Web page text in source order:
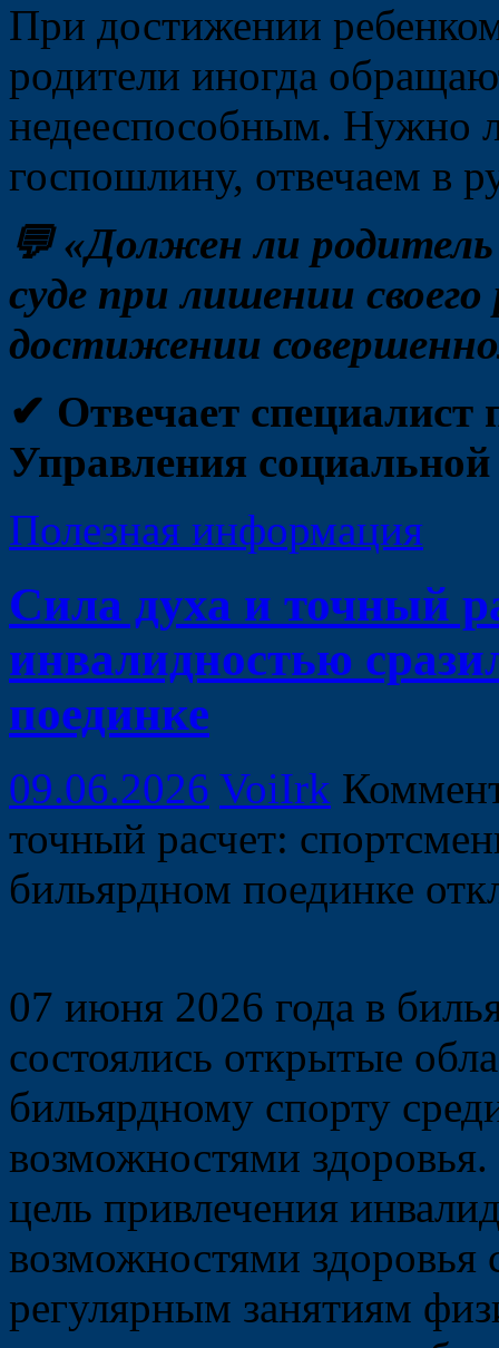
При достижении
родители иногда
недееспособным. Нужно
госпошлину, отвечаем в
💬 «Должен ли
суде при лишении
достижении
✔ Отвечает
Управления
Полезная информация
Сила духа и точный
инвалидностью
поединке
09.06.2026 VoiIrk
точный расчет:
бильярдном поединке
07 июня 2026 года в
состоялись открытые
бильярдному спорту
возможностями
цель привлечения
возможностями
регулярным занятиям